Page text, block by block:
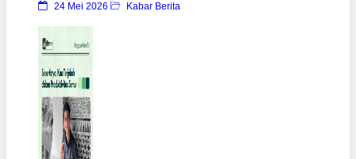
24 Mei 2026 Kabar Berita